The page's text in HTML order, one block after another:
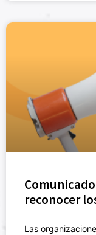
reconocer
Las